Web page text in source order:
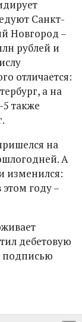
Санкт-
Новгород –
рублей и
отличается:
а на
также
на
А
изменился:
этом году –
дебетовую
подписью